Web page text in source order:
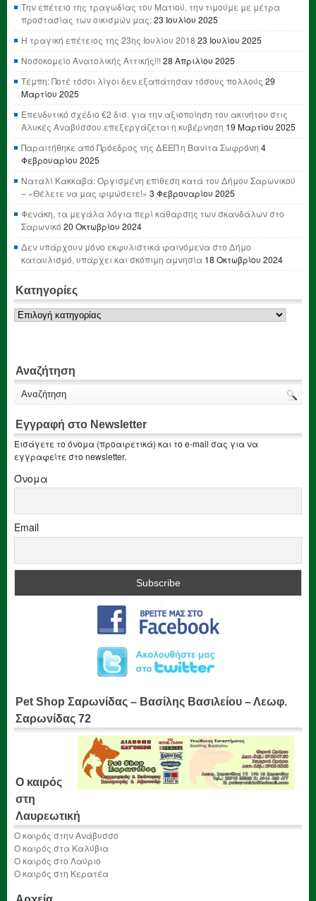
Την επέτειο της τραγωδίας του Ματιού, την τιμούμε με μέτρα
προστασίας των οικισμών μας;23 Ιουλίου 2025
Η τραγική επέτειος της 23ης Ιουλίου 2018 23 Ιουλίου 2025
Νοσοκομείο Ανατολικής Αττικής!!! 28 Απριλίου 2025
Τέμπη: Ποτέ τόσοι λίγοι δεν εξαπάτησαν τόσους πολλούς 29
Μαρτίου 2025
Επενδυτικό σχέδιο €2 δισ. για την αξιοποίηση του ακινήτου στις
Αλυκές Αναβύσσου επεξεργάζεται η κυβέρνηση 19 Μαρτίου 2025
Παραιτήθηκε από Πρόεδρος της ΔΕΕΠ η Βανίτα Σωφρόνη 4
Φεβρουαρίου 2025
Ναταλί Κακκαβά: Οργισμένη επίθεση κατά του Δήμου Σαρωνικού
– «Θέλετε να μας φιμώσετε!» 3 Φεβρουαρίου 2025
Φενάκη, τα μεγάλα λόγια περί κάθαρσης των σκανδάλων στο
Σαρωνικό 20 Οκτωβρίου 2024
Δεν υπάρχουν μόνο εκφυλιστικά φαινόμενα στο Δήμο
καταυλισμό, υπάρχει και σκόπιμη αμνησία 18 Οκτωβρίου 2024
Κατηγορίες
Κατηγορίες
Αναζήτηση
Εγγραφή στο Newsletter
Εισάγετε το όνομα (προαιρετικά) και το e-mail σας για να
εγγραφείτε στο newsletter.
Όνομα
Email
Pet Shop Σαρωνίδας – Βασίλης Βασιλείου – Λεωφ.
Σαρωνίδας 72
Ο καιρός
στη
Λαυρεωτική
Ο καιρός στην Ανάβυσσο
Ο καιρός στα Καλύβια
Ο καιρός στο Λαύριο
Ο καιρός στη Κερατέα